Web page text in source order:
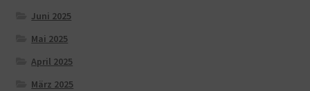
Juni 2025
Mai 2025
April 2025
März 2025